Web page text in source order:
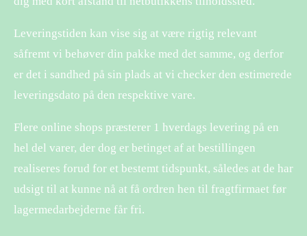
Leveringstiden kan vise sig at være rigtig relevant
såfremt vi behøver din pakke med det samme, og derfor
er det i sandhed på sin plads at vi checker den estimerede
leveringsdato på den respektive vare.
Flere online shops præsterer 1 hverdags levering på en
hel del varer, der dog er betinget af at bestillingen
realiseres forud for et bestemt tidspunkt, således at de har
udsigt til at kunne nå at få ordren hen til fragtfirmaet før
lagermedarbejderne får fri.